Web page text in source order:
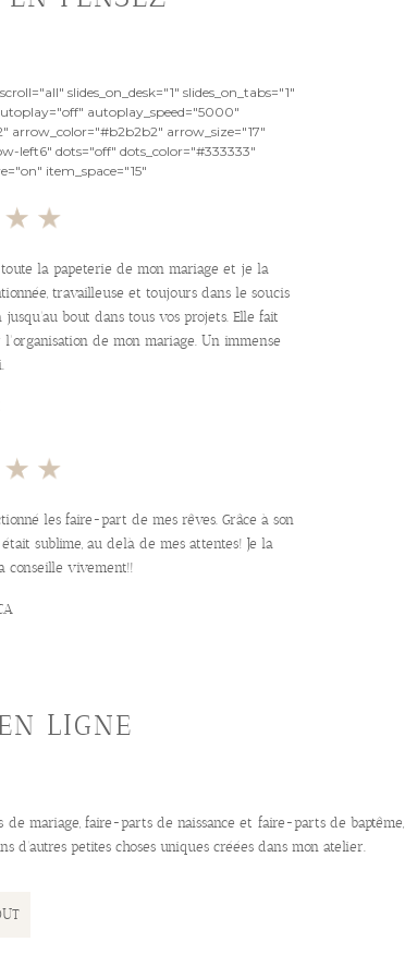
slides_on_desk="1" slides_on_tabs="1"
autoplay_speed="5000"
arrow_color="#b2b2b2" arrow_size="17"
left6" dots="off" dots_color="#333333"
item_space="15"
la papeterie de mon mariage et je la
travailleuse et toujours dans le soucis
bout dans tous vos projets. Elle fait
de mon mariage. Un immense
les faire-part de mes rêves. Grâce à son
sublime, au delà de mes attentes! Je la
conseille vivement!!
LIGNE
mariage, faire-parts de naissance et faire-parts de baptême,
petites choses uniques créées dans mon atelier.